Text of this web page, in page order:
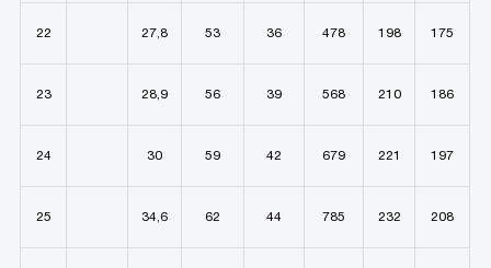
22 27,8 53 36 478 198 175
23 28,9 56 39 568 210 186
24 30 59 42 679 221 197
25 34,6 62 44 785 232 208